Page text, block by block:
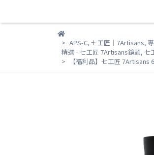
APS-C, 七工匠｜7Artisans,
精選 - 七工匠 7Artisans鏡頭, 七
【福利品】七工匠